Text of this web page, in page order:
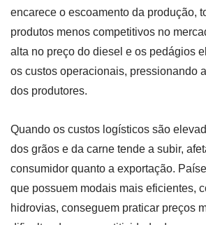
encarece o escoamento da produção,
produtos menos competitivos no
alta no preço do diesel e os pedágios
os custos operacionais, pressionando
dos produtores.
Quando os custos logísticos são
dos grãos e da carne tende a subir,
consumidor quanto a exportação.
que possuem modais mais eficientes,
hidrovias, conseguem praticar preços